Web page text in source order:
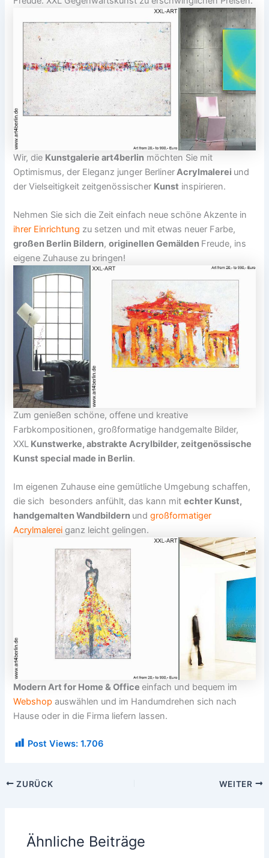
Wir, die Kunstgalerie art4berlin möchten Sie mit
Optimismus, der Eleganz junger BerlinerAcrylmalerei und
der Vielseitigkeit zeitgenössischer Kunst inspirieren.
Nehmen Sie sich die Zeit einfach neue schöne Akzente in
ihrer Einrichtung zu setzen und mit etwas neuer Farbe,
großen Berlin Bildern,originellen Gemälden Freude, ins
eigene Zuhause zu bringen!
Zum genießen schöne, offene und kreative
Farbkompositionen, großformatige handgemalte Bilder,
XXL Kunstwerke, abstrakte Acrylbilder, zeitgenössische
Kunst special made in Berlin.
Im eigenen Zuhause eine gemütliche Umgebung schaffen,
die sich besonders anfühlt, das kann mitechter Kunst,
handgemalten Wandbildern undgroßformatiger
Acrylmalereiganz leicht gelingen.
Modern Art for Home & Officeeinfach und bequem im
Webshop auswählen und im Handumdrehen sich nach
Hause oder in die Firma liefern lassen.
Post Views: 1.706
ZURÜCK WEITER
Ähnliche Beiträge